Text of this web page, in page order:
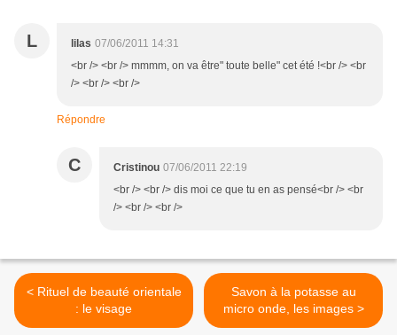
L lilas 07/06/2011 14:31
<br /> <br /> mmmm, on va être" toute belle" cet été !<br /> <br
/> <br /> <br />
Répondre
C Cristinou 07/06/2011 22:19
<br /> <br /> dis moi ce que tu en as pensé<br /> <br
/> <br /> <br />
< Rituel de beauté orientale
: le visage
Savon à la potasse au
micro onde, les images >